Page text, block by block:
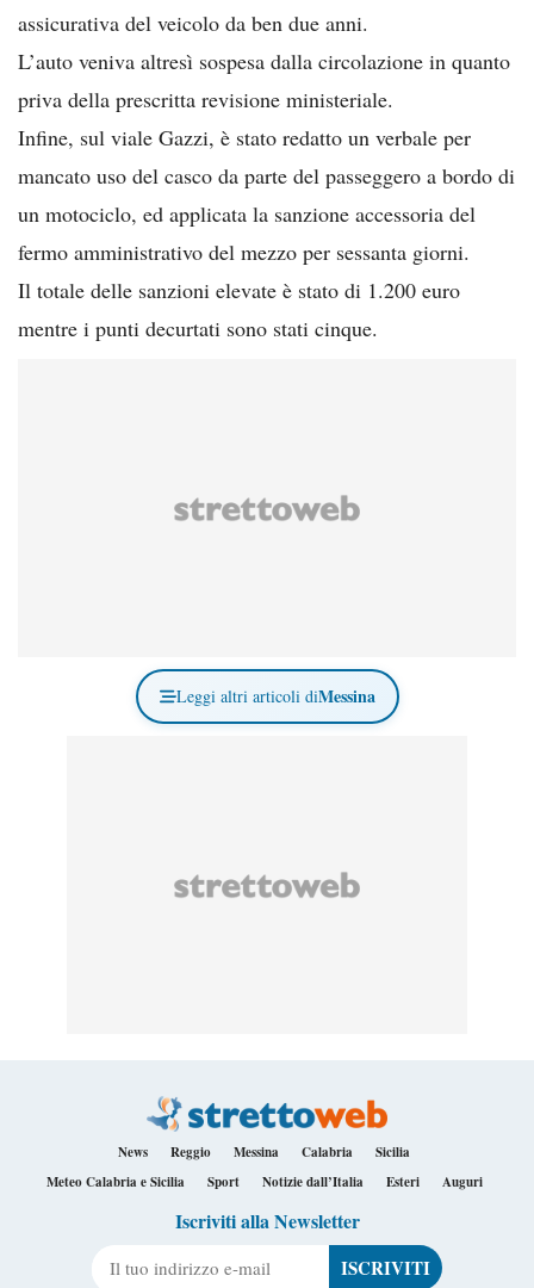
assicurativa del veicolo da ben due anni.
L’auto veniva altresì sospesa dalla circolazione in quanto
priva della prescritta revisione ministeriale.
Infine, sul viale Gazzi, è stato redatto un verbale per
mancato uso del casco da parte del passeggero a bordo di
un motociclo, ed applicata la sanzione accessoria del
fermo amministrativo del mezzo per sessanta giorni.
Il totale delle sanzioni elevate è stato di 1.200 euro
mentre i punti decurtati sono stati cinque.
Leggi altri articoli diMessina
News Reggio Messina Calabria
Sicilia
Meteo Calabria e Sicilia
Sport Notizie dall’Italia Esteri Auguri
Iscriviti alla Newsletter